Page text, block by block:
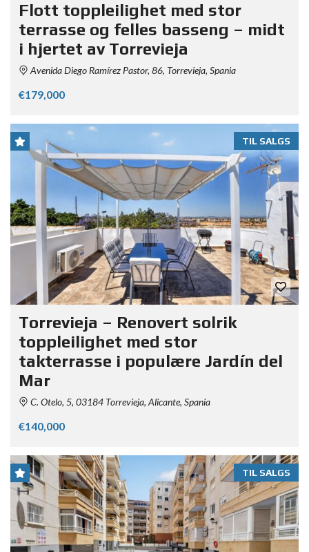
Flott toppleilighet med stor
terrasse og felles basseng – midt
i hjertet av Torrevieja
Avenida Diego Ramírez Pastor, 86, Torrevieja, Spania
€179,000
TIL SALGS
Torrevieja – Renovert solrik
toppleilighet med stor
takterrasse i populære Jardín del
Mar
C. Otelo, 5, 03184 Torrevieja, Alicante, Spania
€140,000
TIL SALGS